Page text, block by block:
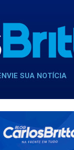
SUA NOTÍCIA